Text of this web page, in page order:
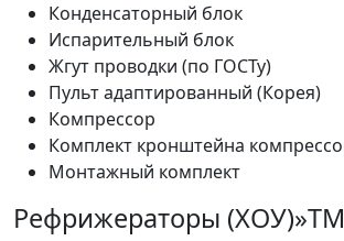
Конденсаторный блок
Испарительный блок
Жгут проводки (по ГОСТу)
Пульт адаптированный (Корея)
Компрессор
Комплект кронштейна
Монтажный комплект
Рефрижераторы